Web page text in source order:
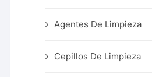
Agentes De Limpieza
Cepillos De Limpieza